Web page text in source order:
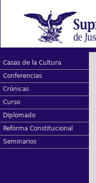
Casas de la Cultura
Conferencias
Crónicas
Curso
Diplomado
Reforma Constitucional
Seminarios